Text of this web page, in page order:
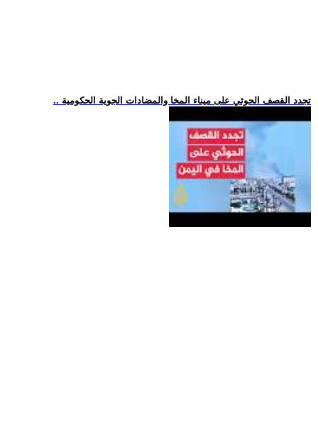
.. تجدد القصف الحوثي على ميناء المخا والمضادات الجوية الحكومية